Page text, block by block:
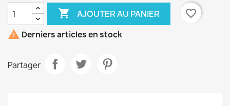
 AJOUTER AU PANIER
favorite_border
 Derniers articles en stock
Partager